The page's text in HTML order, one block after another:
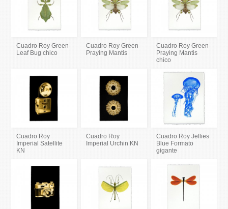
Cuadro Roy Green
Leaf Bug chico
Cuadro Roy Green
Praying Mantis
Cuadro Roy Green
Praying Mantis
chico
Cuadro Roy
Imperial Satellite
KN
Cuadro Roy
Imperial Urchin KN
Cuadro Roy Jellies
Blue Formato
gigante